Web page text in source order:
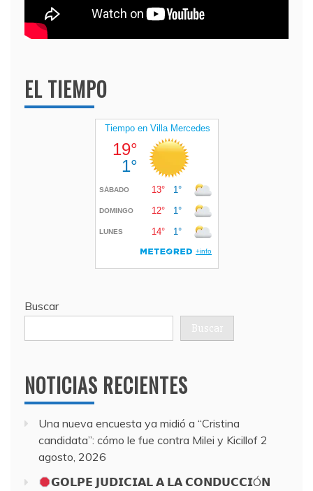
EL TIEMPO
Buscar
Buscar
NOTICIAS RECIENTES
Una nueva encuesta ya midió a “Cristina
candidata”: cómo le fue contra Milei y Kicillof 2
agosto, 2026
𝗚𝗢𝗟𝗣𝗘 𝗝𝗨𝗗𝗜𝗖𝗜𝗔𝗟 𝗔 𝗟𝗔 𝗖𝗢𝗡𝗗𝗨𝗖𝗖𝗜Ó𝗡